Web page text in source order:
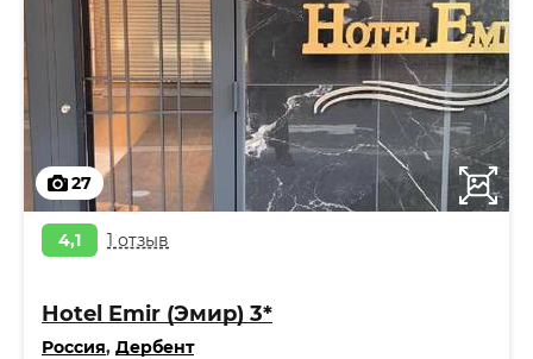
27
4,1 1 отзыв
Hotel Emir (Эмир) 3*
Россия, Дербент